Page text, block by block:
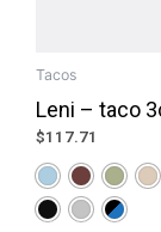
Tacos
Leni – taco
$117.71